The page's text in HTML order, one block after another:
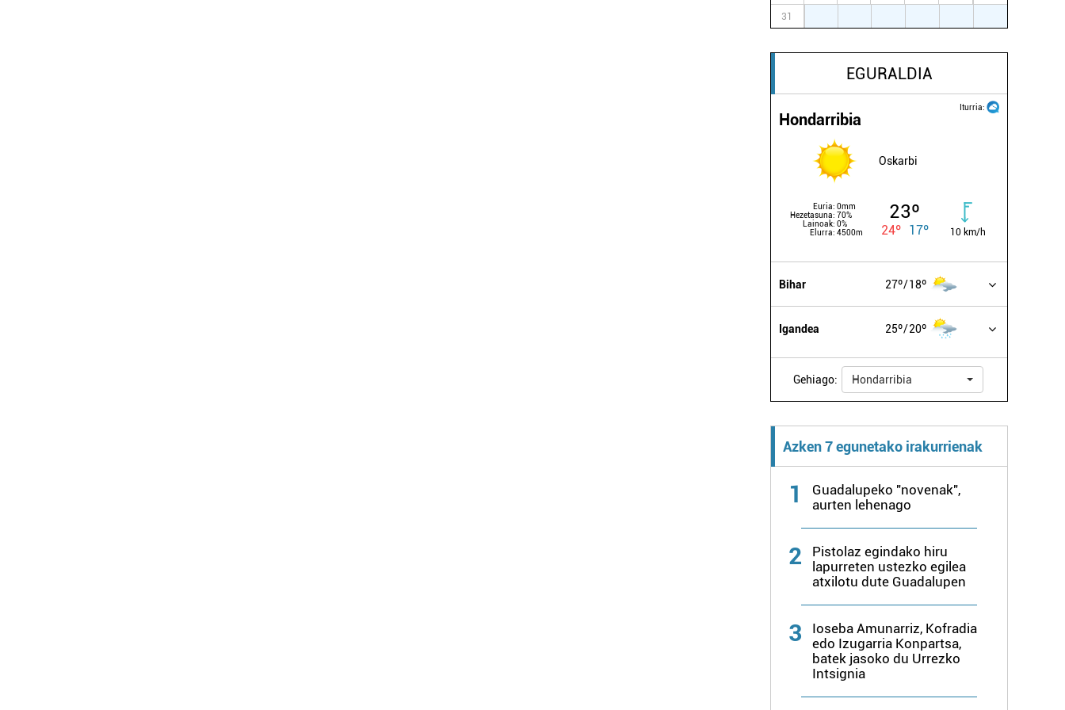
31
EGURALDIA
Iturria:
Hondarribia
Oskarbi
Euria: 0mm
Hezetasuna: 70%
Lainoak: 0%
Elurra: 4500m
23º
24º 17º 10 km/h
Bihar 27º 18º
Igandea 25º 20º
Gehiago: Hondarribia
Azken 7 egunetako irakurrienak
1
Guadalupeko "novenak",
aurten lehenago
2
Pistolaz egindako hiru
lapurreten ustezko egilea
atxilotu dute Guadalupen
3
Ioseba Amunarriz, Kofradia
edo Izugarria Konpartsa,
batek jasoko du Urrezko
Intsignia